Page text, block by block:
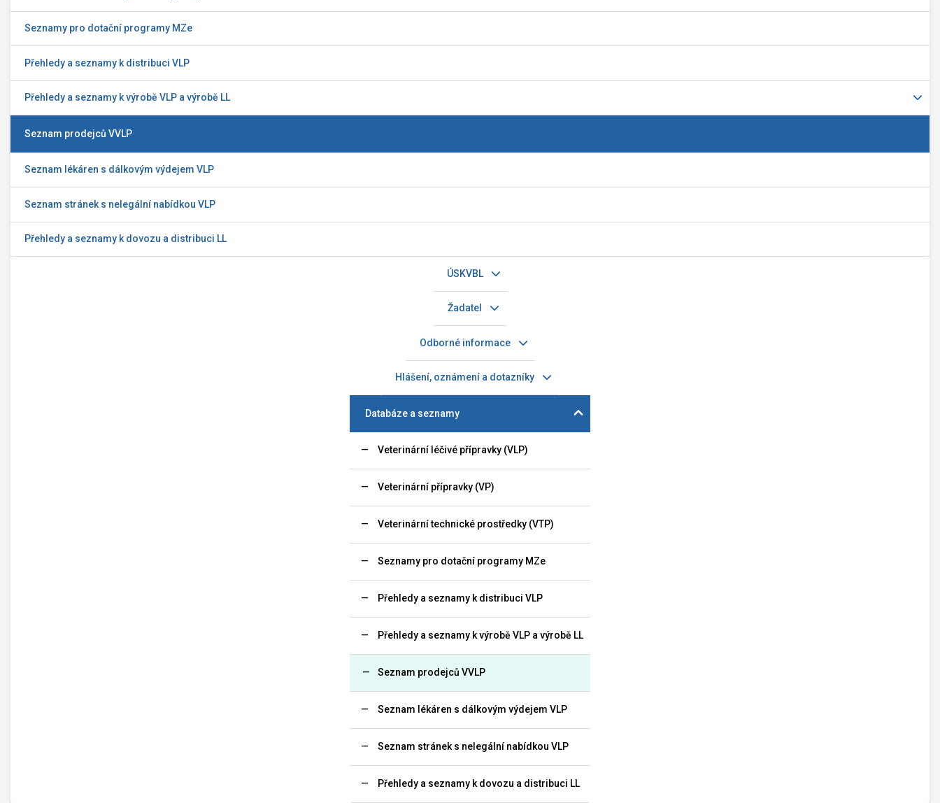
Seznamy pro dotační programy MZe
Přehledy a seznamy k distribuci VLP
Přehledy a seznamy k výrobě VLP a výrobě LL
Seznam prodejců VVLP
Seznam lékáren s dálkovým výdejem VLP
Seznam stránek s nelegální nabídkou VLP
Přehledy a seznamy k dovozu a distribuci LL
ÚSKVBL
Žadatel
Odborné informace
Hlášení, oznámení a dotazníky
Databáze a seznamy
Veterinární léčivé přípravky (VLP)
Veterinární přípravky (VP)
Veterinární technické prostředky (VTP)
Seznamy pro dotační programy MZe
Přehledy a seznamy k distribuci VLP
Přehledy a seznamy k výrobě VLP a výrobě LL
Seznam prodejců VVLP
Seznam lékáren s dálkovým výdejem VLP
Seznam stránek s nelegální nabídkou VLP
Přehledy a seznamy k dovozu a distribuci LL